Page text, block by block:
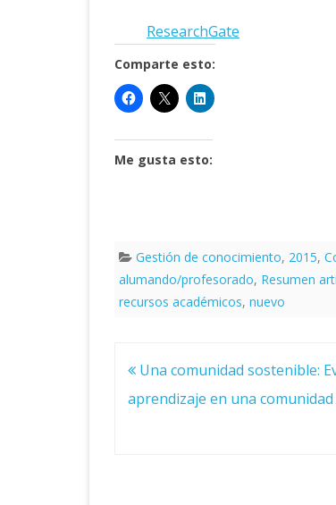
ResearchGate
Comparte esto:
Me gusta esto:
Gestión de conocimiento, 2015,
alumando/profesorado, Resumen
recursos académicos, nuevo
Navegación
de
entradas
Una comunidad sostenible:
aprendizaje en una comunidad